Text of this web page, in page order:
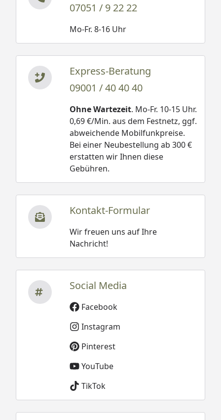
07051 / 9 22 22
Mo-Fr. 8-16 Uhr
Express-Beratung
09001 / 40 40 40
Ohne Wartezeit. Mo-Fr. 10-15 Uhr.
0,69 €/Min. aus dem Festnetz, ggf.
abweichende Mobilfunkpreise.
Bei einer Neubestellung ab 300 €
erstatten wir Ihnen diese
Gebühren.
Kontakt-Formular
Wir freuen uns auf Ihre
Nachricht!
Social Media
Facebook
Instagram
Pinterest
YouTube
TikTok